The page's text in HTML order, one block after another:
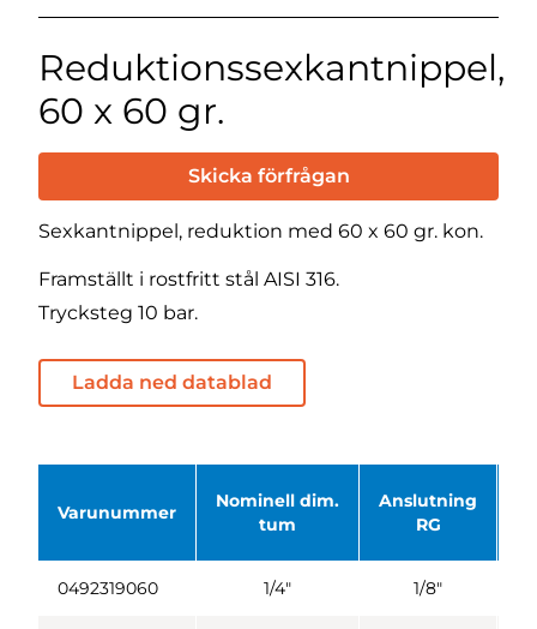
Reduktionssexkantnippel,
60 x 60 gr.
Skicka förfrågan
Sexkantnippel, reduktion med 60 x 60 gr. kon.
Framställt i rostfritt stål AISI 316.
Trycksteg 10 bar.
Ladda ned datablad
Varunummer
Nominell dim.
tum
Anslutning
RG
0492319060 1/4" 1/8"